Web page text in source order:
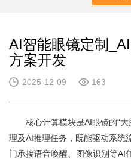
AI智能眼镜定制
方案开发
2025-12-09 163
核心计算模块是AI眼镜的“大
理及AI推理任务，既能驱动系统
门承接语音唤醒、图像识别等AI